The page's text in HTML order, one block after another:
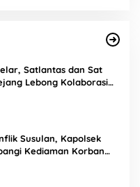
Satlantas dan Sat
Lebong Kolaborasi
Susulan, Kapolsek
Kediaman Korban
Mumpo